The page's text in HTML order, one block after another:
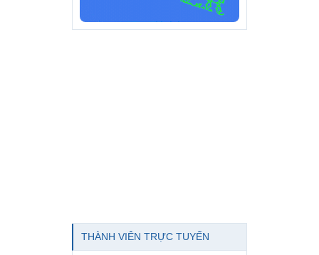
THÀNH VIÊN TRỰC TUYẾN